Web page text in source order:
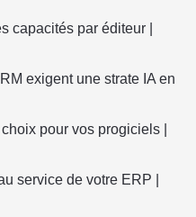
capacités par éditeur |
exigent une strate IA en
pour vos progiciels |
service de votre ERP |